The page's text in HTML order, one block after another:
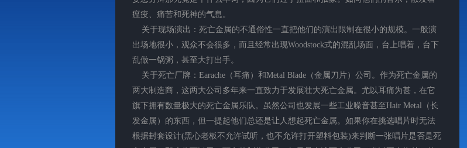
瘟疫、痛苦和死神的气息。
关于现场演出：死亡金属的不通俗性一直把他们的演出限制在很小的规模。一般演
出场地很小，观众不会很多，而且经常出现Woodstock式的混乱场面，台上唱着，台下
乱做一锅粥，甚至大打出手。
关于死亡厂牌：Earache（耳痛）和Metal Blade（金属刀片）公司。作为死亡金属的
两大制造商，这两大公司多年来一直致力于发展壮大死亡金属。尤以耳痛为甚，在它
旗下拥有数量极大的死亡金属乐队。虽然公司也发展一些工业噪音甚至Hair Metal（长
发金属）的东西，但一提起他们总还是让人想起死亡金属。如果你在挑选唱片时无法
根据封套设计(黑心老板不允许试听，也不允许打开塑料包装)来判断一张唱片是否是死